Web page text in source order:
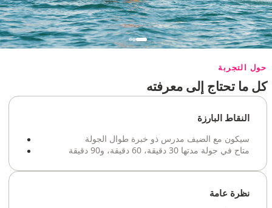
حول التجربة
كل ما تحتاج إلى معرفته
النقاط البارزة
سيكون مع الضيف مدرس ذو خبرة طوال الجولة
متاح في جولة مدتها 30 دقيقة، 60 دقيقة، و90 دقيقة
نظرة عامة